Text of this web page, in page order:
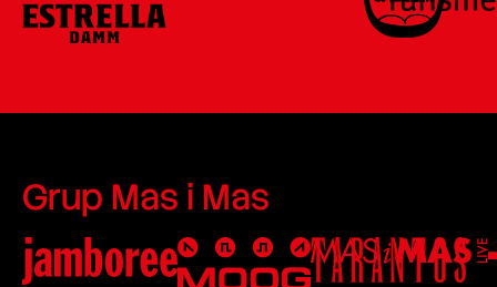
Grup Mas i Mas